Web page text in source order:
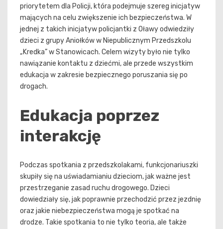
priorytetem dla Policji, która podejmuje szereg inicjatyw
mających na celu zwiększenie ich bezpieczeństwa. W
jednej z takich inicjatyw policjantki z Oławy odwiedziły
dzieci z grupy Aniołków w Niepublicznym Przedszkolu
„Kredka” w Stanowicach. Celem wizyty było nie tylko
nawiązanie kontaktu z dziećmi, ale przede wszystkim
edukacja w zakresie bezpiecznego poruszania się po
drogach.
Edukacja poprzez
interakcję
Podczas spotkania z przedszkolakami, funkcjonariuszki
skupiły się na uświadamianiu dzieciom, jak ważne jest
przestrzeganie zasad ruchu drogowego. Dzieci
dowiedziały się, jak poprawnie przechodzić przez jezdnię
oraz jakie niebezpieczeństwa mogą je spotkać na
drodze. Takie spotkania to nie tylko teoria, ale także